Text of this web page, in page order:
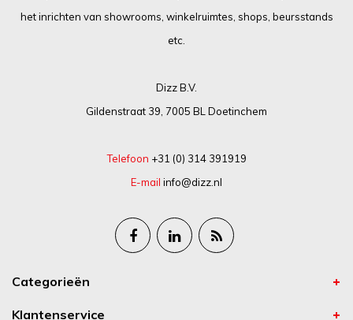
het inrichten van showrooms, winkelruimtes, shops, beursstands
etc.
Dizz B.V.
Gildenstraat 39, 7005 BL Doetinchem
Telefoon +31 (0) 314 391919
E-mail info@dizz.nl
Categorieën
Klantenservice